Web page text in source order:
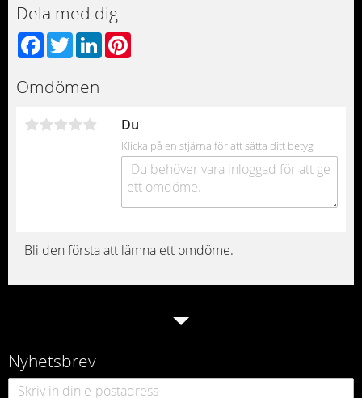
Dela med dig
Facebook
TwitterLinkedIn
Omdömen
Du
Klicka på en stjärna för att sätta ditt betyg
Bli den första att lämna ett omdöme.
Nyhetsbrev